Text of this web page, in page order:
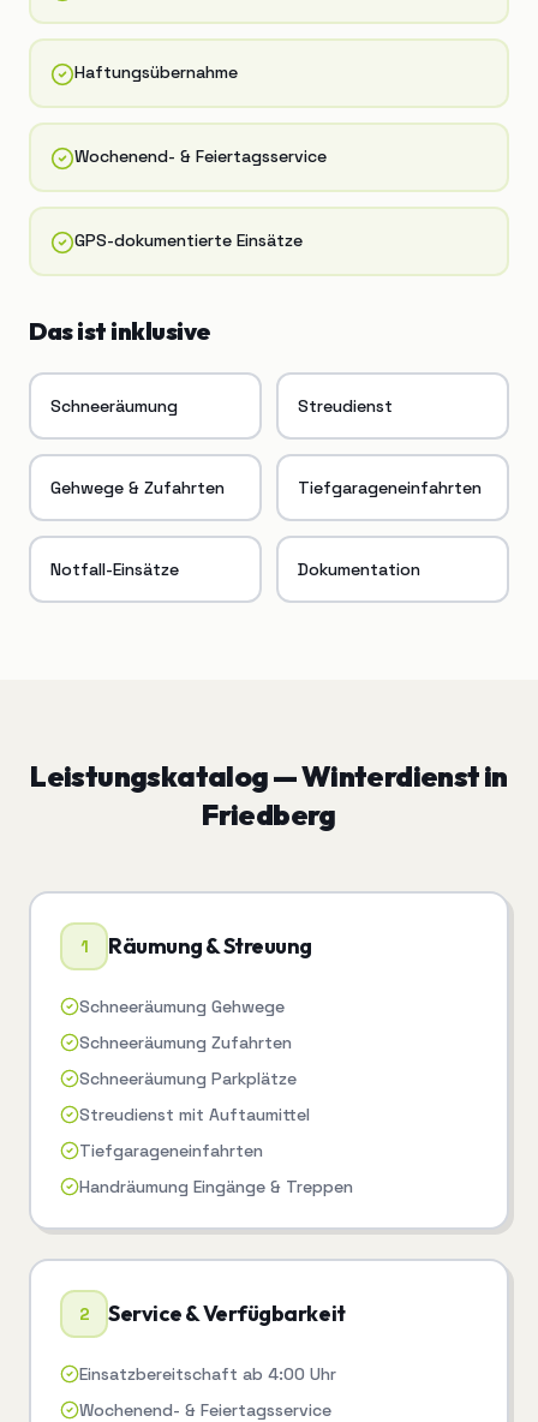
Haftungsübernahme
Wochenend- & Feiertagsservice
GPS-dokumentierte Einsätze
Das ist inklusive
Schneeräumung Streudienst
Gehwege & Zufahrten Tiefgarageneinfahrten
Notfall-Einsätze Dokumentation
Leistungskatalog —Winterdienstin
Friedberg
1 Räumung & Streuung
Schneeräumung Gehwege
Schneeräumung Zufahrten
Schneeräumung Parkplätze
Streudienst mit Auftaumittel
Tiefgarageneinfahrten
Handräumung Eingänge & Treppen
2 Service & Verfügbarkeit
Einsatzbereitschaft ab 4:00 Uhr
Wochenend- & Feiertagsservice